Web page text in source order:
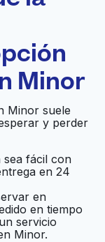
24/7
sitio web
sitio web
Minor
Minor suele
y perder
sea fácil con
en 24
en
en tiempo
servicio
Minor.